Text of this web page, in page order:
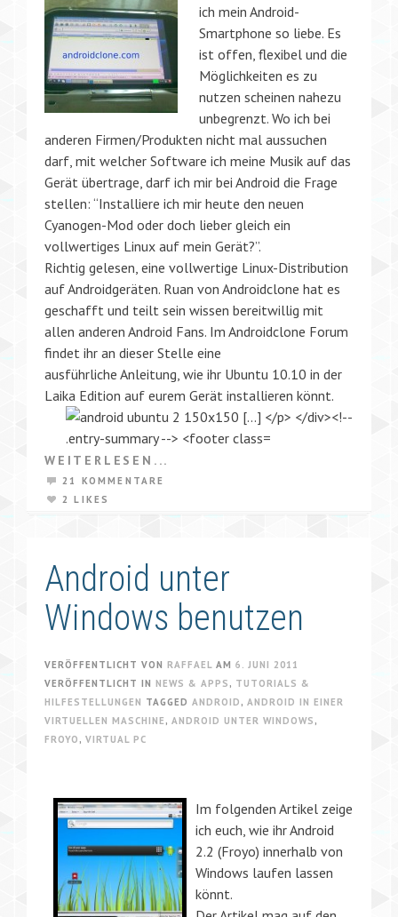
ich mein Android-
Smartphone so liebe. Es
ist offen, flexibel und die
Möglichkeiten es zu
nutzen scheinen nahezu
unbegrenzt. Wo ich bei
anderen Firmen/Produkten nicht mal aussuchen
darf, mit welcher Software ich meine Musik auf das
Gerät übertrage, darf ich mir bei Android die Frage
stellen: “Installiere ich mir heute den neuen
Cyanogen-Mod oder doch lieber gleich ein
vollwertiges Linux auf mein Gerät?”.
Richtig gelesen, eine vollwertige Linux-Distribution
auf Androidgeräten. Ruan von Androidclone hat es
geschafft und teilt sein wissen bereitwillig mit
allen anderen Android Fans. Im Androidclone Forum
findet ihr an dieser Stelle eine
ausführliche Anleitung, wie ihr Ubuntu 10.10 in der
Laika Edition auf eurem Gerät installieren könnt.
WEITERLESEN...
21 KOMMENTARE
2 LIKES
Android unter
Windows benutzen
VERÖFFENTLICHT VON RAFFAEL AM 6. JUNI 2011
VERÖFFENTLICHT IN NEWS & APPS , TUTORIALS &
HILFESTELLUNGEN TAGGED ANDROID , ANDROID IN EINER
VIRTUELLEN MASCHINE , ANDROID UNTER WINDOWS ,
FROYO , VIRTUAL PC
Im folgenden Artikel zeige
ich euch, wie ihr Android
2.2 (Froyo) innerhalb von
Windows laufen lassen
könnt.